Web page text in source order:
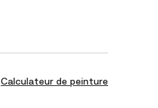
Calculateur de peinture